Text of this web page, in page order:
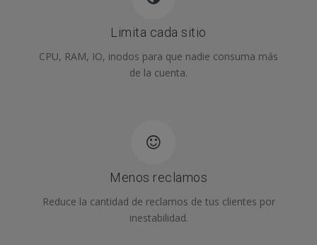
Limita cada sitio
CPU, RAM, IO, inodos para que nadie consuma más
de la cuenta.
Menos reclamos
Reduce la cantidad de reclamos de tus clientes por
inestabilidad.